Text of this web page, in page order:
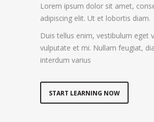
Lorem ipsum dolor sit amet,
adipiscing elit. Ut et lobortis diam.
Duis tellus enim, vestibulum eget
vulputate et mi. Nullam feugiat,
interdum varius
START LEARNING NOW